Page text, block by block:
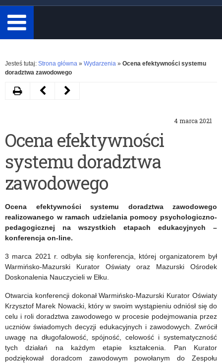
minimum
3
znaki.
Rozwiń
Jesteś tutaj: Strona główna » Wydarzenia » Ocena efektywności systemu
doradztwa zawodowego
4 marca 2021
Ocena efektywności
systemu doradztwa
zawodowego
Ocena efektywności systemu doradztwa zawodowego
realizowanego w ramach udzielania pomocy psychologiczno-
pedagogicznej na wszystkich etapach edukacyjnych –
konferencja on-line.
3 marca 2021 r. odbyła się konferencja, której organizatorem był
Warmińsko-Mazurski Kurator Oświaty oraz Mazurski Ośrodek
Doskonalenia Nauczycieli w Ełku.
Otwarcia konferencji dokonał Warmińsko-Mazurski Kurator Oświaty
Krzysztof Marek Nowacki, który w swoim wystąpieniu odniósł się do
celu i roli doradztwa zawodowego w procesie podejmowania przez
uczniów świadomych decyzji edukacyjnych i zawodowych. Zwrócił
uwagę na długofalowość, spójność, celowość i systematyczność
tych działań na każdym etapie kształcenia. Pan Kurator
podziękował doradcom zawodowym powołanym do Zespołu
DrukujNastępny
Kustosz
Pamięci
Narodowej
Poprzedni
Programu
Wieloletniego
realizowanego
w
roku
2020